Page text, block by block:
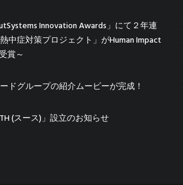
Innovation Awards」にて２年連
中症対策プロジェクト」がHuman Impact
賞～
ドグループの紹介ムービーが完成！
(スース)」設立のお知らせ